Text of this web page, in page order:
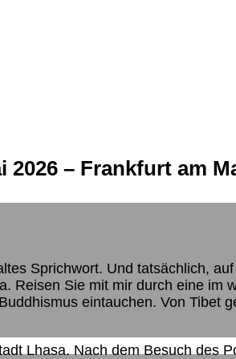
2026 – Frankfurt am
Sprichwort. Und tatsächlich,
Reisen Sie mit mir durch eine
eintauchen. Von Tibet
Lhasa. Nach dem Besuch des